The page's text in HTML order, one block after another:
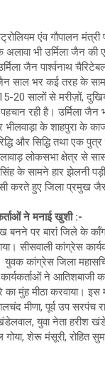
एंव गौपालन मंत्री
अलावा भी उर्मिला जैन
जैन पार्श्वनाथ
साल भर कई तरह के
20 सालों से मरीज़ों,
रही है। उर्मिला जैन
के शाहपुरा के
और सिद्धि तथा एक
लोकसभा क्षेत्र से
के सामने हार झेलनी
करते हुए जिला प्रमुख
ने मनाई खुशी :-
बनने पर बारां जिले के
सीसवाली कांग्रेस
कांग्रेस जिला
कार्यकर्ताओं ने आतिशबाजी
का मुंह मीठा करवाया। इस
मीणा, पूर्व उप सरपंच
युवा नेता हरीश
गोया, शेरू मंसूरी, रोहित